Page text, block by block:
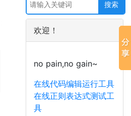
欢迎！
no pain,no gain~
在线代码编辑运行工具
在线正则表达式测试工
具